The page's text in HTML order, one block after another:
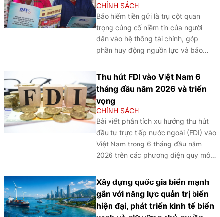
CHÍNH SÁCH
Bảo hiểm tiền gửi là trụ cột quan
trọng củng cố niềm tin của người
dân vào hệ thống tài chính, góp
phần huy động nguồn lực và bảo
Khi người dân yên tâm gửi gắm đồng
tiền tích lũy, nguồn vốn trong xã hội
được khơi thông, tạo thêm động lực
cho đầu tư, sản xuất, kinh doanh và
phát triển bền vững.
Thu hút FDI vào Việt Nam 6
tháng đầu năm 2026 và triển
vọng
CHÍNH SÁCH
Bài viết phân tích xu hướng thu hút
đầu tư trực tiếp nước ngoài (FDI) vào
Việt Nam trong 6 tháng đầu năm
2026 trên các phương diện quy mô,
đồng thời đánh giá những thách
thức, cơ hội và đề xuất một số định
hướng nhằm nâng cao chất lượng,
hiệu quả thu hút FDI trong giai đoạn
Xây dựng quốc gia biển mạnh
gắn với năng lực quản trị biển
hiện đại, phát triển kinh tế biển